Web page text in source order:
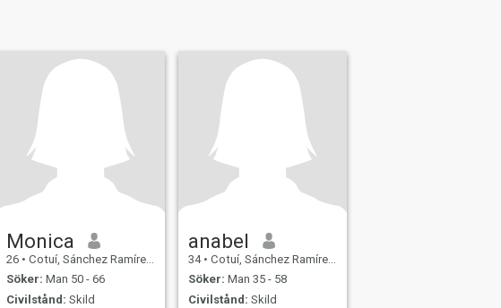
Monica
26 • Cotuí, Sánchez Ramírez, Dominikanska Rep.
Söker: Man 50 - 66
Civilstånd: Skild
anabel
34 • Cotuí, Sánchez Ramírez, Dominikanska Rep.
Söker: Man 35 - 58
Civilstånd: Skild